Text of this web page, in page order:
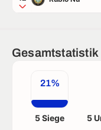
Gesamtstatistik
21%
5 Siege 5